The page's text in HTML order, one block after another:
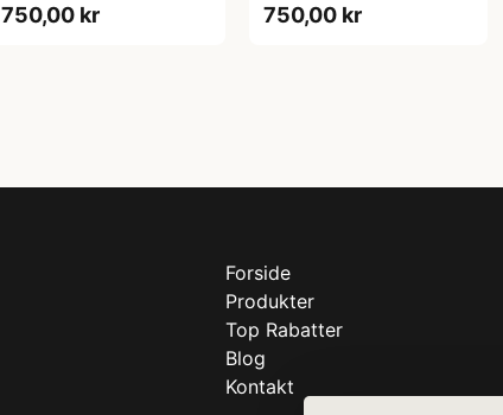
750,00 kr 750,00 kr
Forside
Produkter
Top Rabatter
Blog
Kontakt